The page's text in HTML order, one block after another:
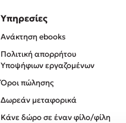
Υπηρεσίες
Ανάκτηση ebooks
Πολιτική απορρήτου
Υποψήφιων εργαζομένων
Όροι πώλησης
Δωρεάν μεταφορικά
Κάνε δώρο σε έναν φίλο/φίλη